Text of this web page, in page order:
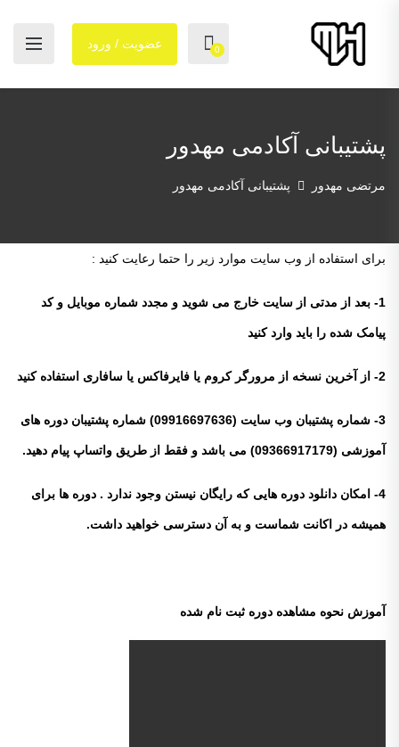
0 عضویت / ورود
پشتیبانی آکادمی مهدور
مرتضی مهدور پشتیبانی آکادمی مهدور
برای استفاده از وب سایت موارد زیر را حتما رعایت کنید :
1- بعد از مدتی از سایت خارج می شوید و مجدد شماره موبایل و کد
پیامک شده را باید وارد کنید
2- از آخرین نسخه از مرورگر کروم یا فایرفاکس یا سافاری استفاده کنید
3- شماره پشتیبان وب سایت (09916697636) شماره پشتیبان دوره های
آموزشی (09366917179) می باشد و فقط از طریق واتساپ پیام دهید.
4- امکان دانلود دوره هایی که رایگان نیستن وجود ندارد . دوره ها برای
همیشه در اکانت شماست و به آن دسترسی خواهید داشت.
آموزش نحوه مشاهده دوره ثبت نام شده